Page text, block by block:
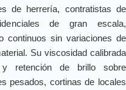
de herrería, contratistas de
de gran escala,
continuos sin variaciones de
Su viscosidad calibrada
y retención de brillo sobre
pesados, cortinas de locales